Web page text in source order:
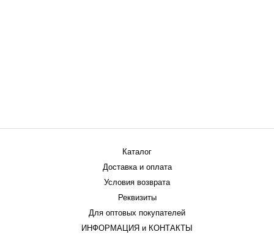
Каталог
Доставка и оплата
Условия возврата
Реквизиты
Для оптовых покупателей
ИНФОРМАЦИЯ и КОНТАКТЫ